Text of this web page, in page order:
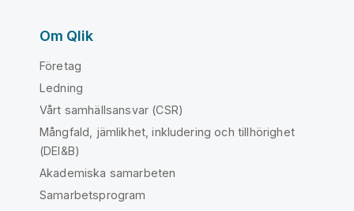
Om Qlik
Företag
Ledning
Vårt samhällsansvar (CSR)
Mångfald, jämlikhet, inkludering och tillhörighet
(DEI&B)
Akademiska samarbeten
Samarbetsprogram